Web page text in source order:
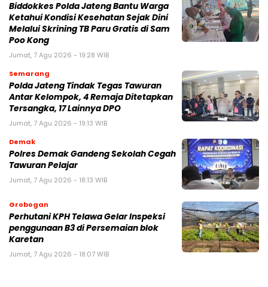
Biddokkes Polda Jateng Bantu Warga
Ketahui Kondisi Kesehatan Sejak Dini
Melalui Skrining TB Paru Gratis di Sam
Poo Kong
Jumat, 7 Agu 2026 - 19:28 WIB
Semarang
Polda Jateng Tindak Tegas Tawuran
Antar Kelompok, 4 Remaja Ditetapkan
Tersangka, 17 Lainnya DPO
Jumat, 7 Agu 2026 - 19:13 WIB
Demak
Polres Demak Gandeng Sekolah Cegah
Tawuran Pelajar
Jumat, 7 Agu 2026 - 18:13 WIB
Grobogan
Perhutani KPH Telawa Gelar Inspeksi
penggunaan B3 di Persemaian blok
Karetan
Jumat, 7 Agu 2026 - 18:07 WIB